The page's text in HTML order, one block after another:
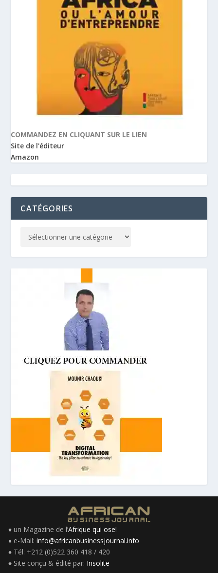
COMMANDEZ EN CLIQUANT SUR LE LIEN
Site de l'éditeur
Amazon
CATÉGORIES
♦ un Magazine de l’Afrique qui ose!
♦ e-Mail: info@africanbusinessjournal.info
♦ Tél: +212 (0)522 360 418 / 420
♦ Site conçu & édité par: Insolite